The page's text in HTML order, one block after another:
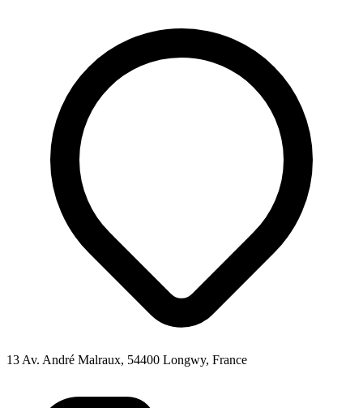
13 Av. André Malraux, 54400 Longwy, France